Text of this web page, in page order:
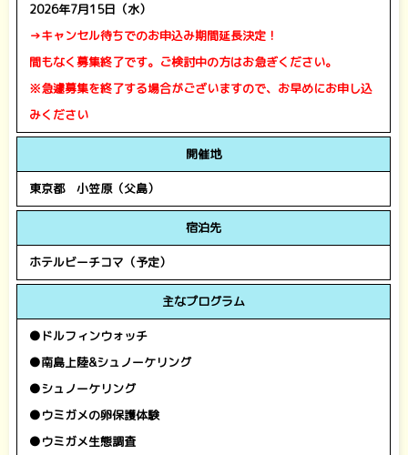
2026年7月15日（水）
→キャンセル待ちでのお申込み期間延長決定！
間もなく募集終了です。ご検討中の方はお急ぎください。
※急遽募集を終了する場合がございますので、お早めにお申し込
みください
開催地
東京都 小笠原（父島）
宿泊先
ホテルビーチコマ（予定）
主なプログラム
●ドルフィンウォッチ
●南島上陸&シュノーケリング
●シュノーケリング
●ウミガメの卵保護体験
●ウミガメ生態調査